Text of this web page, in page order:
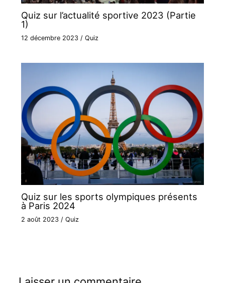
Quiz sur l’actualité sportive 2023 (Partie
1)
12 décembre 2023 / Quiz
Quiz sur les sports olympiques présents
à Paris 2024
2 août 2023 / Quiz